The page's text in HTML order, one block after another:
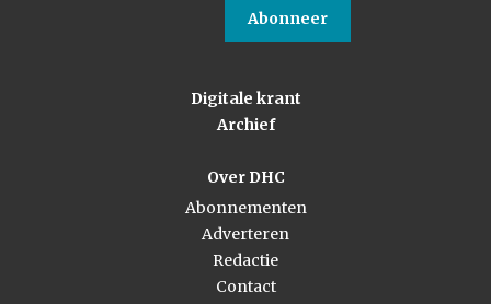
Abonneer
Digitale krant
Archief
Over DHC
Abonnementen
Adverteren
Redactie
Contact